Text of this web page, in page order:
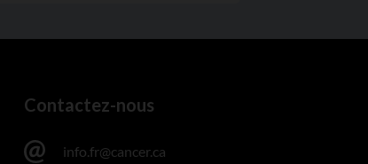
Contactez-nous
info.fr@cancer.ca